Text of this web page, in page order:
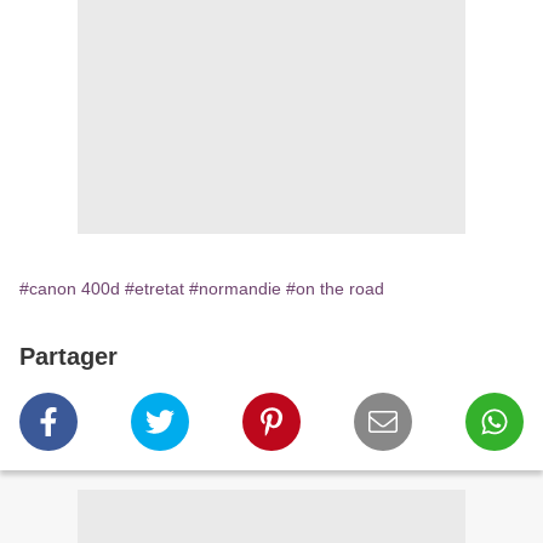
#canon 400d #etretat #normandie #on the road
Partager